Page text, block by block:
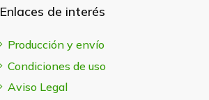
Enlaces de interés
Producción y envío
Condiciones de uso
Aviso Legal